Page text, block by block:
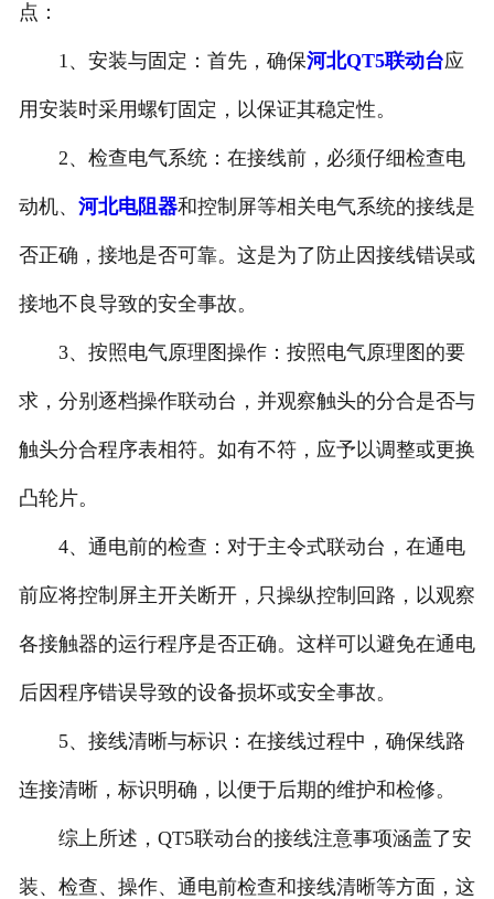
点：
1、安装与固定：首先，确保河北QT5联动台应
用安装时采用螺钉固定，以保证其稳定性。
2、检查电气系统：在接线前，必须仔细检查电
动机、 河北电阻器和控制屏等相关电气系统的接线是
否正确，接地是否可靠。这是为了防止因接线错误或
接地不良导致的安全事故。
3、按照电气原理图操作：按照电气原理图的要
求，分别逐档操作联动台，并观察触头的分合是否与
触头分合程序表相符。如有不符，应予以调整或更换
凸轮片。
4、通电前的检查：对于主令式联动台，在通电
前应将控制屏主开关断开，只操纵控制回路，以观察
各接触器的运行程序是否正确。这样可以避免在通电
后因程序错误导致的设备损坏或安全事故。
5、接线清晰与标识：在接线过程中，确保线路
连接清晰，标识明确，以便于后期的维护和检修。
综上所述，QT5联动台的接线注意事项涵盖了安
装、检查、操作、通电前检查和接线清晰等方面，这